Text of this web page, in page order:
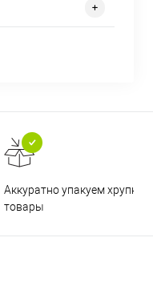
Аккуратно упакуем хрупкие
товары